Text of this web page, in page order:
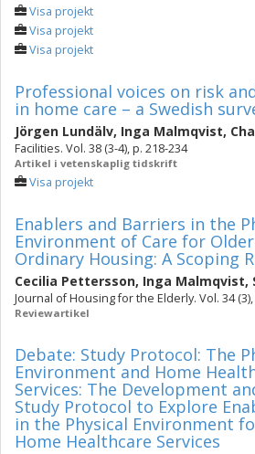
Visa projekt
Visa projekt
Visa projekt
Professional voices on risk
in home care – a Swedish
Jörgen Lundälv, Inga Malmqvist,
Facilities. Vol. 38 (3-4), p. 218-234
Artikel i vetenskaplig tidskrift
Visa projekt
Enablers and Barriers in the
Environment of Care for
Ordinary Housing: A Scoping
Cecilia Pettersson, Inga Malmqvist,
Journal of Housing for the Elderly. Vol. 34
Reviewartikel
Debate: Study Protocol: The
Environment and Home
Services: The Development
Study Protocol to Explore
in the Physical Environment
Home Healthcare Services